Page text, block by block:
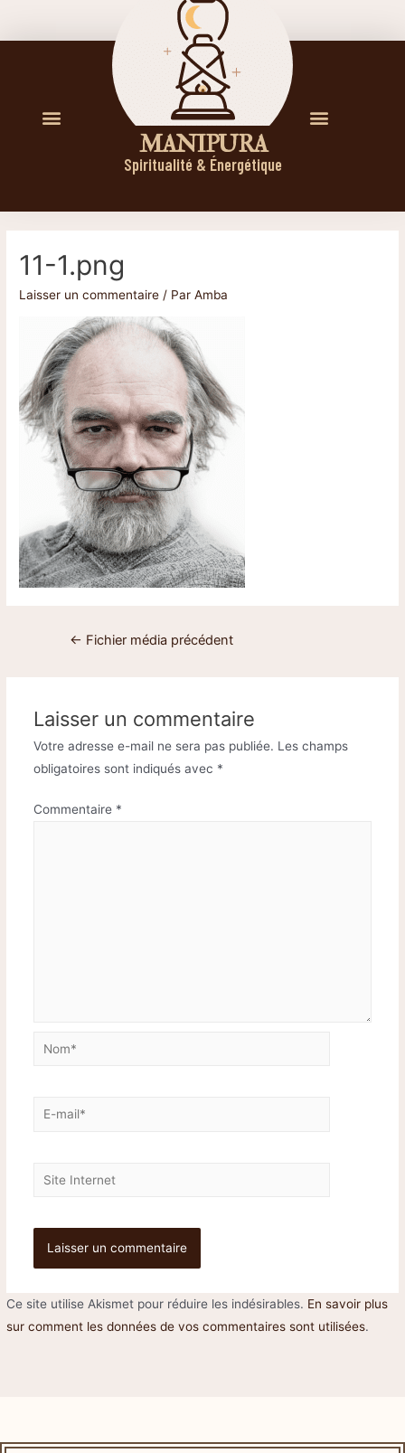
M A N I P U R A
Spiritualité & Énergétique
11-1.png
Laisser un commentaire / ParAmba
← Fichier média précédent
Laisser un commentaire
Votre adresse e-mail ne sera pas publiée. Les champs
obligatoires sont indiqués avec *
Commentaire *
Ce site utilise Akismet pour réduire les indésirables. En savoir plus
sur comment les données de vos commentaires sont utilisées.